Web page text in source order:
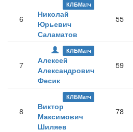
6
КЛБМатч
Николай
Юрьевич
Саламатов
55
7
КЛБМатч
Алексей
Александрович
Фесик
59
8
КЛБМатч
Виктор
Максимович
Шиляев
78